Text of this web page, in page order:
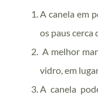
A canela em
os paus cerca
A melhor
vidro, em
A canela